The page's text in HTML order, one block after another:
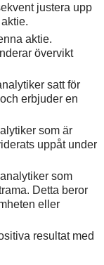
justera upp
aktie.
övervikt
satt för
erbjuder en
som är
uppåt under
som
Detta beror
eller
resultat med